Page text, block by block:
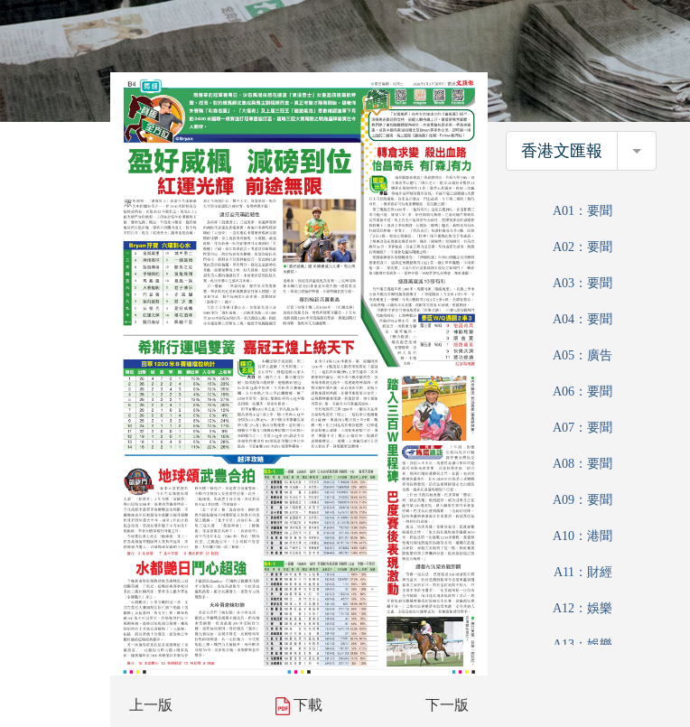
上一版 下載 下一版
香港文匯報 香港文
A01：要聞
A02：要聞
A03：要聞
A04：要聞
A05：廣告
A06：要聞
A07：要聞
A08：要聞
A09：要聞
A10：港聞
A11：財經
A12：娛樂
A13：娛樂